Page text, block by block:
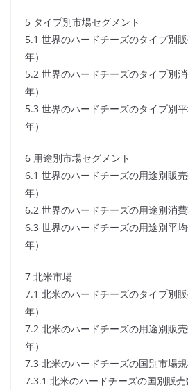
5 タイプ別市場セグメント
5.1 世界のハードチーズのタイプ別
年）
5.2 世界のハードチーズのタイプ別
年）
5.3 世界のハードチーズのタイプ別
年）
6 用途別市場セグメント
6.1 世界のハードチーズの用途別販
年）
6.2 世界のハードチーズの用途別消
6.3 世界のハードチーズの用途別平
年）
7 北米市場
7.1 北米のハードチーズのタイプ別
年）
7.2 北米のハードチーズの用途別販
年）
7.3 北米のハードチーズの国別市場
7.3.1 北米のハードチーズの国別販